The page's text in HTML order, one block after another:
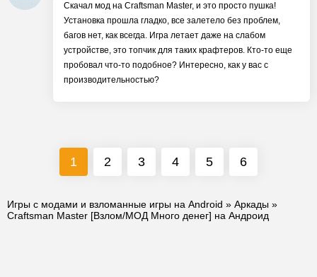
Скачал мод на Craftsman Master, и это просто пушка!
Установка прошла гладко, все залетело без проблем,
багов нет, как всегда. Игра летает даже на слабом
устройстве, это топчик для таких крафтеров. Кто-то еще
пробовал что-то подобное? Интересно, как у вас с
производительностью?
1 2 3 4 5 6
Игры с модами и взломанные игры на Android » Аркады »
Craftsman Master [Взлом/МОД Много денег] на Андроид